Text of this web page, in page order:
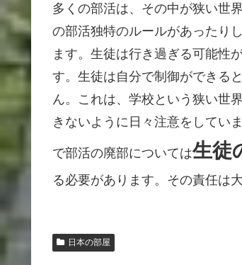
多くの部活は、その中が狭い世
の部活独特のルールがあったり
ます。生徒は行き過ぎる可能性
す。生徒は自分で制御ができる
ん。これは、学校という狭い世
きないように日々注意をしてい
で部活の廃部については生徒
る必要があります。その責任は
日本の部屋